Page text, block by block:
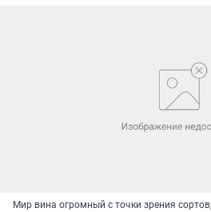
Мир вина огромный с точки зрения